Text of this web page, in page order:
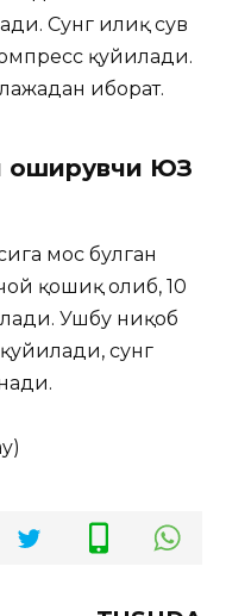
Сунг илиқ сув
қуйилади.
иборат.
оширувчи ЮЗ
мос булган
қошиқ олиб, 10
Ушбу ниқоб
сунг